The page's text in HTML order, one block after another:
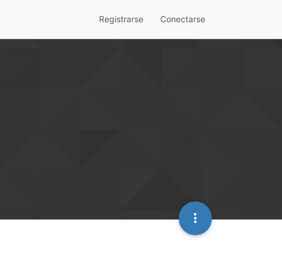
Registrarse Conectarse